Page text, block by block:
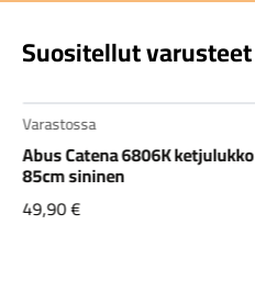
Suositellut varusteet
Varastossa
Abus Catena 6806K ketjulukko
85cm sininen
49,90€